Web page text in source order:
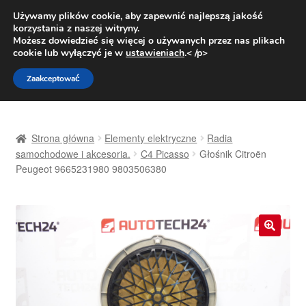
DOSTAWA od 31 zł
Pn.-pt. 9:00-16:00800 003 167
Przejdź
do
nawigacji
Przejdź
do
treści
Dostawa
Kontakt
Strona główna Elementy elektryczne
Radia
samochodowe i akcesoria.
C4 Picasso
Głośnik Citroën
Peugeot 9665231980 9803506380
Używamy plików cookie, aby zapewnić najlepszą jakość
korzystania z naszej witryny.
Możesz dowiedzieć się więcej o używanych przez nas plikach
cookie lub wyłączyć je w ustawieniach.< /p>
Zaakceptować